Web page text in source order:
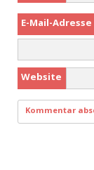
E-Mail-Adresse
Website